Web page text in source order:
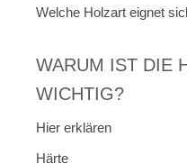
Welche Holzart eignet
WARUM IST DIE
WICHTIG?
Hier erklären
Härte